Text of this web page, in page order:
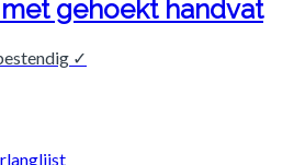
gehoekt handvat
✓